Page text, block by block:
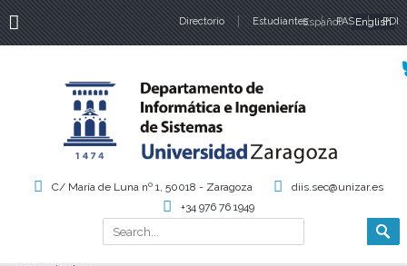
Directorio Estudiantes PAS PDI
Español English
Search form
Search
C/ María de Luna nº 1, 50018 - Zaragoza
diis.sec@unizar.es
+34 976 76 1949